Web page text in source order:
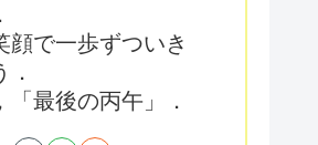
顔で一歩ずついき
．
「最後の丙午」．